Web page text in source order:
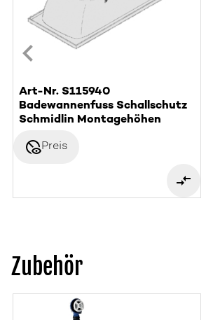
Art-Nr. S115940
Badewannenfuss Schallschutz
Schmidlin Montagehöhen
disabled_visiblePreis
Zubehör